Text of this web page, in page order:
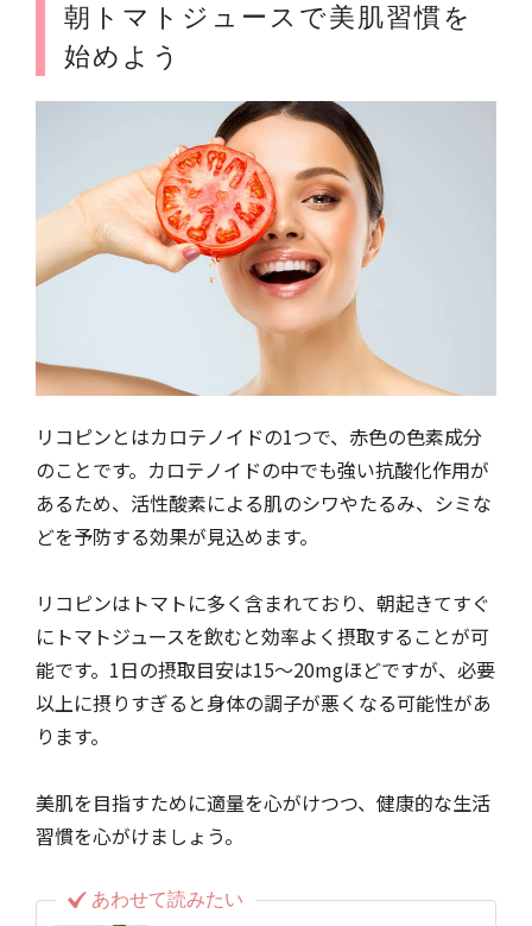
朝トマトジュースで美肌習慣を
始めよう
リコピンとはカロテノイドの1つで、赤色の色素成分
のことです。カロテノイドの中でも強い抗酸化作用が
あるため、活性酸素による肌のシワやたるみ、シミな
どを予防する効果が見込めます。
リコピンはトマトに多く含まれており、朝起きてすぐ
にトマトジュースを飲むと効率よく摂取することが可
能です。1日の摂取目安は15〜20mgほどですが、必要
以上に摂りすぎると身体の調子が悪くなる可能性があ
ります。
美肌を目指すために適量を心がけつつ、健康的な生活
習慣を心がけましょう。
あわせて読みたい